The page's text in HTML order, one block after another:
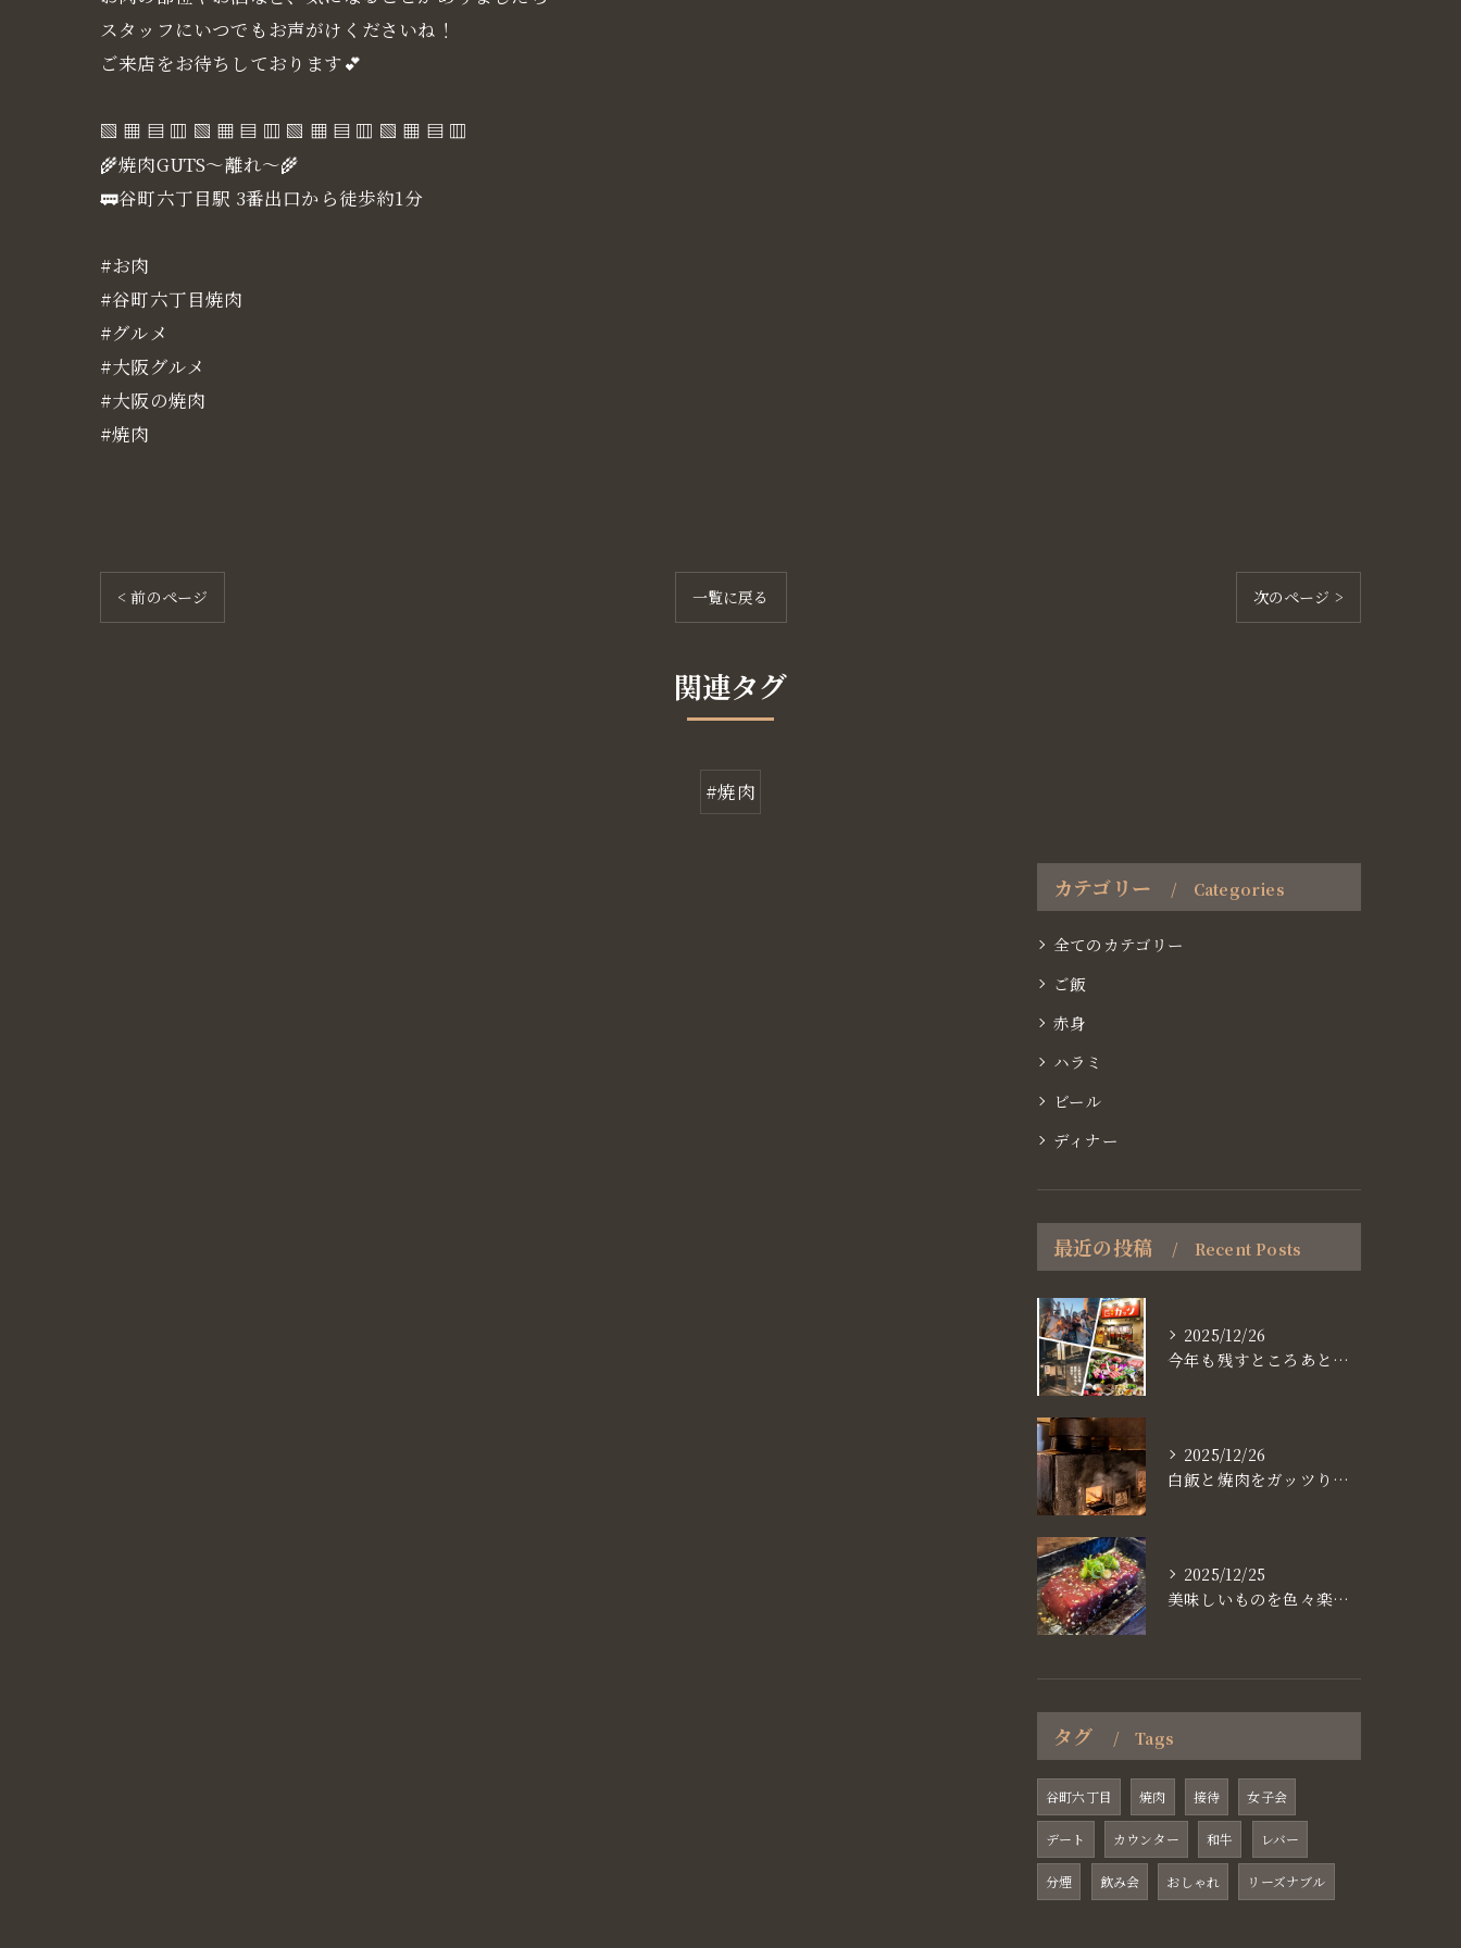
スタッフにいつでもお声がけくださいね！
ご来店をお待ちしております💕
▧ ▦ ▤ ▥ ▧ ▦ ▤ ▥ ▧ ▦ ▤ ▥ ▧ ▦ ▤ ▥
🌾焼肉GUTS～離れ～🌾
🚃谷町六丁目駅 3番出口から徒歩約1分
#お肉
#谷町六丁目焼肉
#グルメ
#大阪グルメ
#大阪の焼肉
#焼肉
< 前のページ 一覧に戻る 次のページ >
関連タグ
#焼肉
カテゴリー Categories
全てのカテゴリー
ご飯
赤身
ハラミ
ビール
ディナー
最近の投稿 Recent Posts
2025/12/26
今年も残すところあと、6日。
2025/12/26
白飯と焼肉をガッツり食べたいなら
2025/12/25
美味しいものを色々楽しめるのが #お店で焼肉
タグ Tags
谷町六丁目 焼肉 接待 女子会
デート カウンター 和牛 レバー
分煙 飲み会 おしゃれ リーズナブル